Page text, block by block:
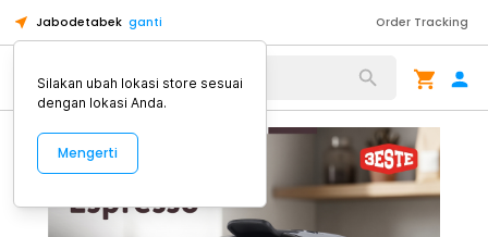
Jabodetabek ganti Order Tracking
Alat Kopi
Silakan ubah lokasi store sesuai
dengan lokasi Anda.
Mengerti